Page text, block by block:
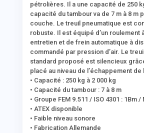
pétrolières. Il a une capacité de 250
capacité du tambour va de 7 m à 8 m
couche. Le treuil pneumatique est
robuste. Il est équipé d’un roulement
entretien et de frein automatique à
commandé par pression d’air. Le
standard proposé est silencieux
placé au niveau de l’échappement de
• Capacité : 250 kg à 2 000 kg
• Capacité du tambour : 7 à 8 m
• Groupe FEM 9.511 / ISO 4301 : 1Bm /
• ATEX disponible
• Faible niveau sonore
• Fabrication Allemande